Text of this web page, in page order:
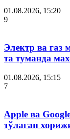
01.08.2026, 15:20
9
Электр ва газ
та туманда
01.08.2026, 15:15
7
Apple ва
тўлаган